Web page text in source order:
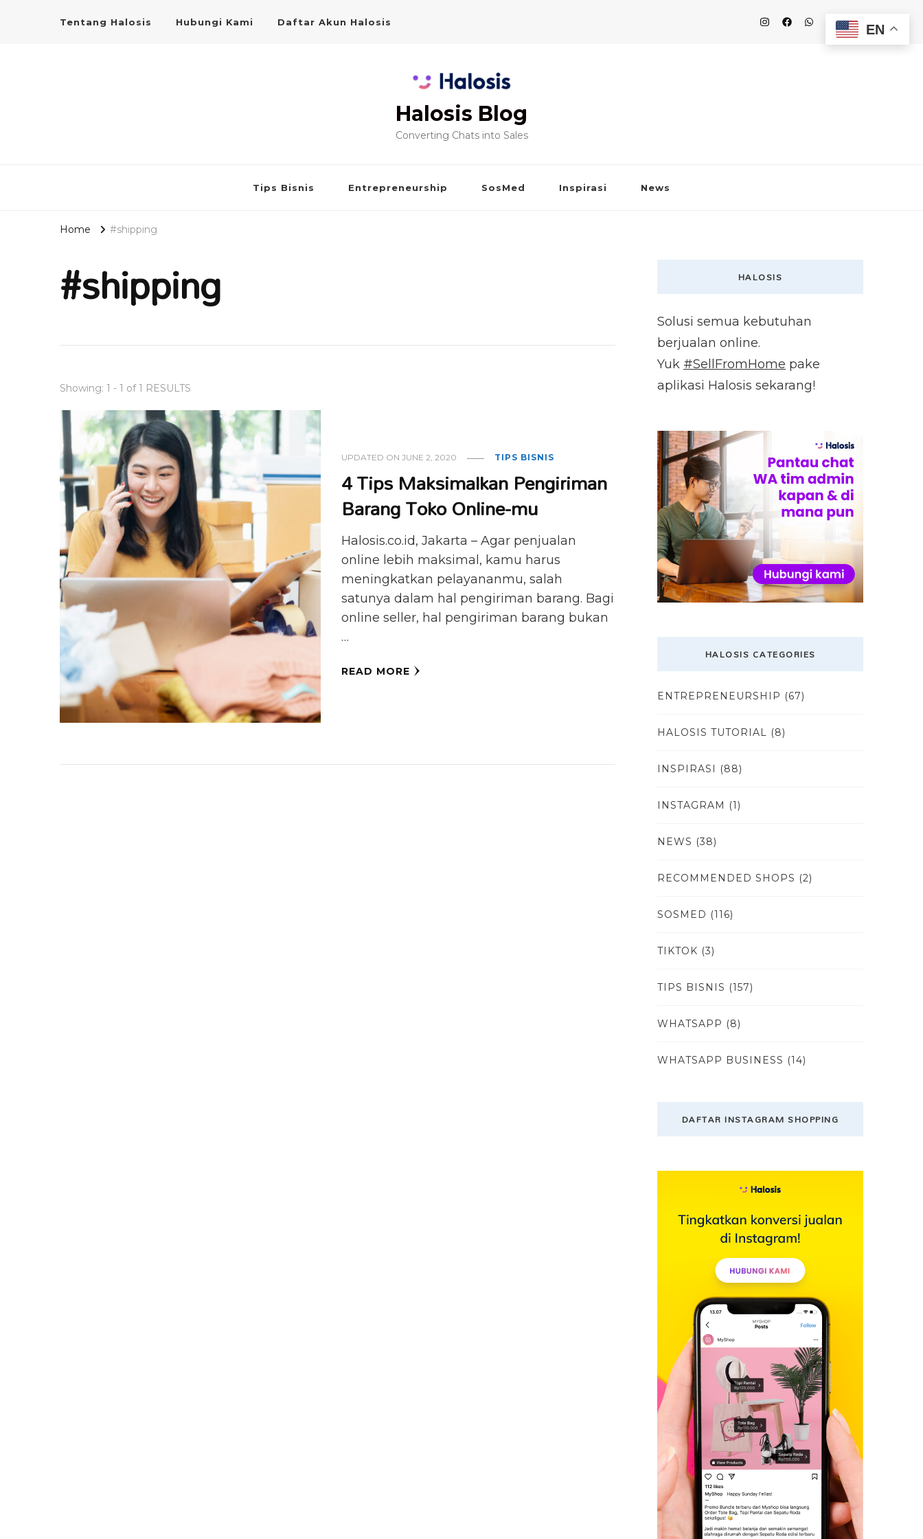
Tentang Halosis Hubungi Kami Daftar Akun Halosis
Halosis Blog
Converting Chats into Sales
Tips Bisnis Entrepreneurship SosMed Inspirasi News
Home #shipping
#shipping
Showing: 1 - 1 of 1 RESULTS
UPDATED ONJUNE 2, 2020 TIPS BISNIS
4 Tips Maksimalkan Pengiriman
Barang Toko Online-mu
Halosis.co.id, Jakarta – Agar penjualan
online lebih maksimal, kamu harus
meningkatkan pelayananmu, salah
satunya dalam hal pengiriman barang. Bagi
online seller, hal pengiriman barang bukan
…
READ MORE
HALOSIS
Solusi semua kebutuhan
berjualan online.
Yuk #SellFromHome pake
aplikasi Halosis sekarang!
HALOSIS CATEGORIES
ENTREPRENEURSHIP (67)
HALOSIS TUTORIAL (8)
INSPIRASI (88)
INSTAGRAM (1)
NEWS (38)
RECOMMENDED SHOPS (2)
SOSMED (116)
TIKTOK (3)
TIPS BISNIS (157)
WHATSAPP (8)
WHATSAPP BUSINESS (14)
DAFTAR INSTAGRAM SHOPPING
EN